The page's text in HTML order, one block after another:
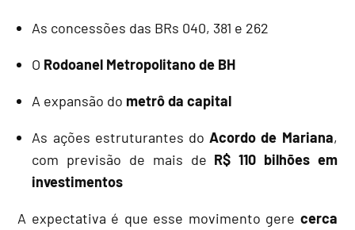
As concessões das BRs 040, 381 e 262
O Rodoanel Metropolitano de BH
A expansão do metrô da capital
As ações estruturantes doAcordo de Mariana,
com previsão de mais de R$ 110 bilhões em
investimentos
A expectativa é que esse movimento gere cerca